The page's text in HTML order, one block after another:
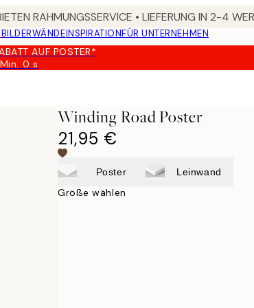
RAHMUNGSSERVICE • LIEFERUNG IN 2-4
BILDERWÄNDEINSPIRATIONFÜR UNTERNEHMEN
AUF POSTER*
0 s
Gültig
Winding Road Poster
21,95 €
Poster Leinwand
Größe wählen